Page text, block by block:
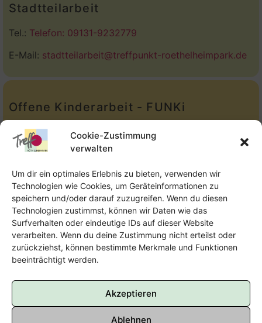
Cookie-Zustimmung
verwalten
Um dir ein optimales Erlebnis zu bieten, verwenden wir
Technologien wie Cookies, um Geräteinformationen zu
speichern und/oder darauf zuzugreifen. Wenn du diesen
Technologien zustimmst, können wir Daten wie das
Surfverhalten oder eindeutige IDs auf dieser Website
verarbeiten. Wenn du deine Zustimmung nicht erteilst oder
zurückziehst, können bestimmte Merkmale und Funktionen
beeinträchtigt werden.
Akzeptieren
Ablehnen
Stadtteilarbeit
Tel.: Telefon: 09131-9232779
E-Mail: stadtteilarbeit@treffpunkt-roethelheimpark.de
Offene Kinderarbeit - FUNKi
Tel.:Telefon: 09131-610749
E-Mail:oka@treffpunkt-roethelheimpark.de
Offene Jugendarbeit - Easthouse
Tel:
09131–302259
E-Mail:oja@treffpunkt-roethelheimpark.de